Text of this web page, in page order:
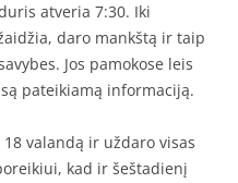
atveria 7:30. Iki
daro mankštą ir taip
Jos pamokose leis
pateikiamą informaciją.
valandą ir uždaro visas
kad ir šeštadienį